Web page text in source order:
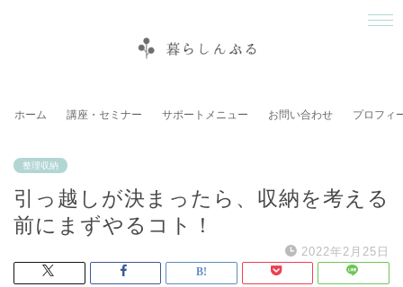
ホーム 講座・セミナー サポートメニュー お問い合わせ プロフィ
整理収納
引っ越しが決まったら、収納を考える
前にまずやるコト！
2022年2月25日